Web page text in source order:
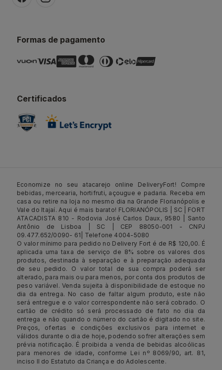
Formas de pagamento
Certificados
Economize no seu atacarejo online DeliveryFort! Compre
bebidas, mercearia, hortifruti, açougue e padaria. Receba em
casa ou retire na loja no mesmo dia na Grande Florianópolis e
Vale do Itajaí. Aqui é mais barato! FLORIANÓPOLIS | SC | FORT
ATACADISTA 810 - Rodovia José Carlos Daux, 9580 | Santo
Antônio de Lisboa | SC | CEP 88050-001 - CNPJ
09.477.652/0090- 61| Telefone 4004-5080
O valor mínimo para pedido no Delivery Fort é de R$ 120,00. É
aplicada uma taxa de serviço de 8% sobre os valores dos
produtos, destinada à separação e à preparação adequada
de seu pedido. O valor total de sua compra poderá ser
alterado, para mais ou para menos, por conta dos produtos de
peso variável. Venda sujeita à disponibilidade de estoque no
dia da entrega. No caso de faltar algum produto, este não
será entregue e o valor correspondente não será cobrado. O
cartão de crédito só será processado de fato no dia da
entrega e não quando o número do cartão é digitado no site.
Preços, ofertas e condições exclusivos para internet e
válidos durante o dia de hoje, podendo sofrer alterações sem
prévia notificação. É proibida a venda de bebidas alcoólicas
para menores de idade, conforme Lei nº 8069/90, art. 81,
inciso II do Estatuto da Criança e do Adolescente.